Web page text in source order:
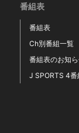
番組表
番組表
Ch別番組一覧
番組表のお知
J SPORTS 4番